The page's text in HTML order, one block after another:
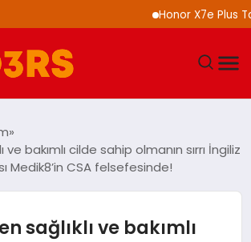
Honor X7e Plus
ve bakımlı cilde sahip olmanın sırrı İngiliz
Medik8’in CSA felsefesinde!
sağlıklı ve bakımlı